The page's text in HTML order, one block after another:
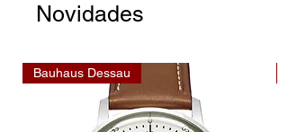
Novidades
Bauhaus Dessau